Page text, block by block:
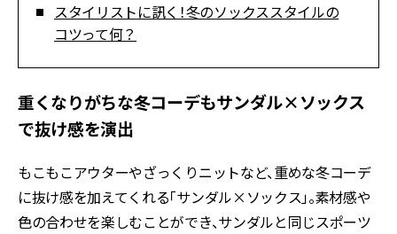
スタイリストに訊く！冬のソックススタイルの
コツって何？
重くなりがちな冬コーデもサンダル×ソックス
で抜け感を演出
もこもこアウターやざっくりニットなど、重めな冬コーデ
に抜け感を加えてくれる「サンダル×ソックス」。素材感や
色の合わせを楽しむことができ、サンダルと同じスポーツ